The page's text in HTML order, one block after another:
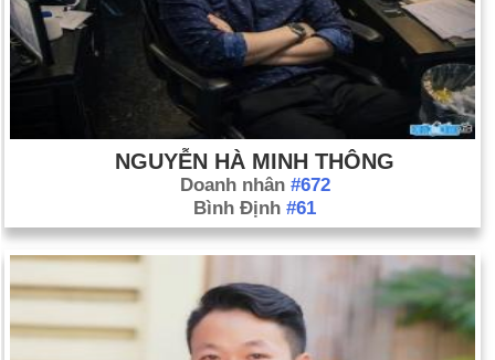
NGUYỄN HÀ MINH THÔNG
Doanh nhân #672
Bình Định #61